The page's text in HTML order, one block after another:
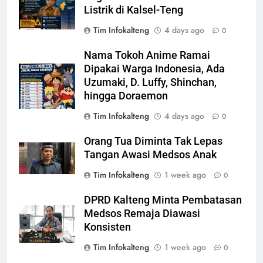
Listrik di Kalsel-Teng
Tim Infokalteng
4 days ago 0
Nama Tokoh Anime Ramai
Dipakai Warga Indonesia, Ada
Uzumaki, D. Luffy, Shinchan,
hingga Doraemon
Tim Infokalteng
4 days ago 0
Orang Tua Diminta Tak Lepas
Tangan Awasi Medsos Anak
Tim Infokalteng
1 week ago 0
DPRD Kalteng Minta Pembatasan
Medsos Remaja Diawasi
Konsisten
Tim Infokalteng
1 week ago 0